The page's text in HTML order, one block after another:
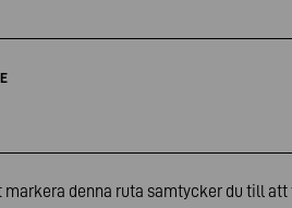
markera denna ruta samtycker du till